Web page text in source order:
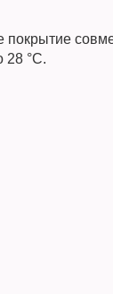
покрытие
28 °С.